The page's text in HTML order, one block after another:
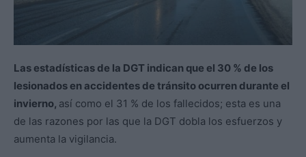
Las estadísticas de la DGT indican que el 30 % de los
lesionados en accidentes de tránsito ocurren durante el
invierno, así como el 31 % de los fallecidos; esta es una
de las razones por las que la DGT dobla los esfuerzos y
aumenta la vigilancia.